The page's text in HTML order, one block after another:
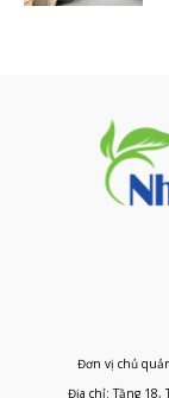
Đơn vị chủ
Địa chỉ: Tầng 18,